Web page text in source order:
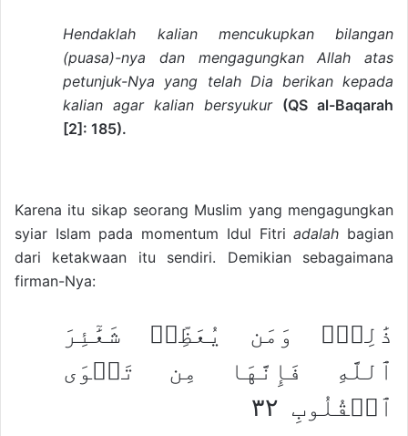
Hendaklah kalian mencukupkan bilangan
(puasa)-nya dan mengagungkan Allah atas
petunjuk-Nya yang telah Dia berikan kepada
kalian agar kalian bersyukur (QS al-Baqarah
[2]: 185).
Karena itu sikap seorang Muslim yang mengagungkan
syiar Islam pada momentum Idul Fitriadalah bagian
dari ketakwaan itu sendiri. Demikian sebagaimana
firman-Nya:
ذَٰلِكَۖ وَمَن يُعَظِّمۡ شَعَٰٓئِرَ
ٱللَّهِ فَإِنَّهَا مِن تَقۡوَى
ٱلۡقُلُوبِ ٣٢